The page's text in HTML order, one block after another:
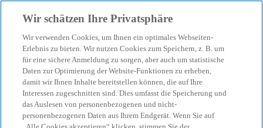
menu search
Unser Blog – Insights für
Ihre nächsten
Wir schätzen Ihre Privatsphäre
Wir verwenden Cookies, um Ihnen ein optimales Webseiten-
Erlebnis zu bieten. Wir nutzen Cookies zum Speichern, z. B. um
für eine sichere Anmeldung zu sorgen, aber auch um statistische
Daten zur Optimierung der Website-Funktionen zu erheben,
damit wir Ihnen Inhalte bereitstellen können, die auf Ihre
Interessen zugeschnitten sind. Dies umfasst die Speicherung und
das Auslesen von personenbezogenen und nicht-
personenbezogenen Daten aus Ihrem Endgerät. Wenn Sie auf